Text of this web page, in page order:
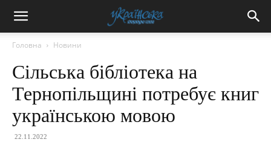
Головна Новини
Сільська бібліотека на
Тернопільщині потребує книг
українською мовою
22.11.2022